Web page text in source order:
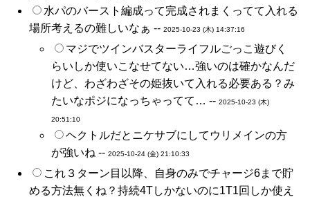
水パのバースト編成って完成されまくってて入れる
場所考えるの難しいなぁ -- 2025-10-23 (木) 14:37:16
マジでツインバスターライフルごっこ遊びく
らいしか使いこなせてない…強いのは確かなんだ
けど、わざわざその姫抜いて入れる必要ある？み
たいなポジになっちゃってて… -- 2025-10-23 (木)
20:51:10
ヘクトルだとニケサブにしてウリメインの方
が強いね -- 2025-10-24 (金) 21:10:33
これ３ターン目以降、自身のみでチャージ6まで貯
める方法無くね？持続4Tしかないのに1T1回しか使え